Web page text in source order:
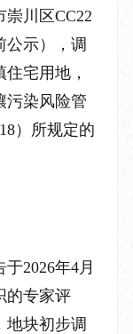
崇川区CC22
公示），调
宅用地，
污染风险管
）所规定的
于2026年4月
的专家评
地块初步调